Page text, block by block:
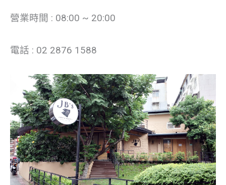
營業時間 : 08:00 ~ 20:00
電話 : 02 2876 1588